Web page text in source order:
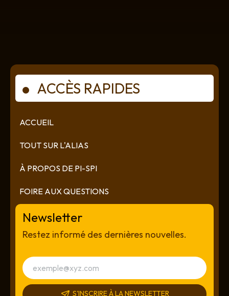
ACCÈS RAPIDES
ACCUEIL
TOUT SUR L'ALIAS
À PROPOS DE PI-SPI
FOIRE AUX QUESTIONS
Newsletter
Restez informé des dernières nouvelles.
S'INSCRIRE À LA NEWSLETTER